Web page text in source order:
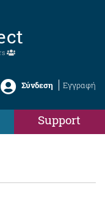
Σύνδεση Εγγραφή
Support